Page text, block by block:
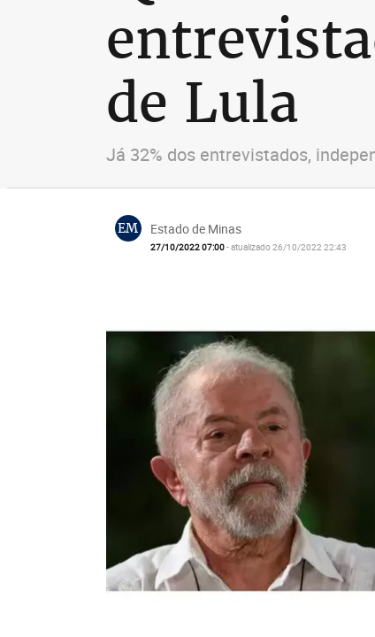
de Lula
Já 32% dos entrevistados,
EM Estado de Minas
27/10/2022 07:00- atualizado 26/10/2022 22:43